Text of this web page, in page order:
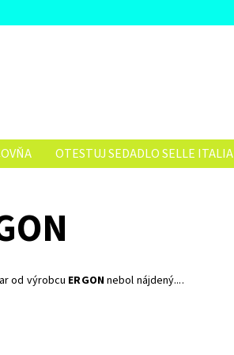
OTESTUJ SEDADLO SELLE ITALIA
od výrobcu ERGONnebol nájdený....